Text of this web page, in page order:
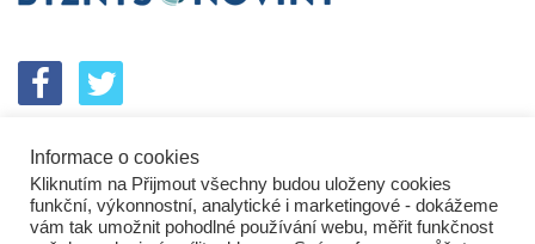
SPOLUPRÁCE PODPORA
ENERGETICKÝ SROVNÁVAČ
KORPORÁTNÍ BROUCI
PROBLÉMY FIREM
KOMUNIKAČNÍ PŘEŠLAPY
Informace o cookies
Kliknutím na Přijmout všechny budou uloženy cookies
funkční, výkonnostní, analytické i marketingové - dokážeme
vám tak umožnit pohodlné používání webu, měřit funkčnost